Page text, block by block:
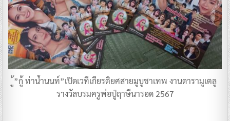
ู้”กู้ ท่าน้ำนนท์”เปิดเวทีเกียรติยศสายมูบูชาเทพ งานดารามูเตลู
รางวัลบรมครูพ่อปู่ฤาษีนารอด 2567